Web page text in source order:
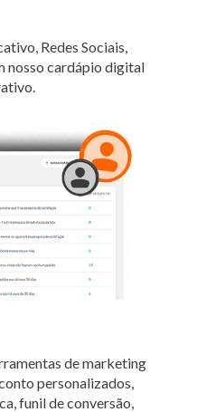
Redes Sociais,
nosso cardápio digital
de marketing
personalizados,
funil de conversão,